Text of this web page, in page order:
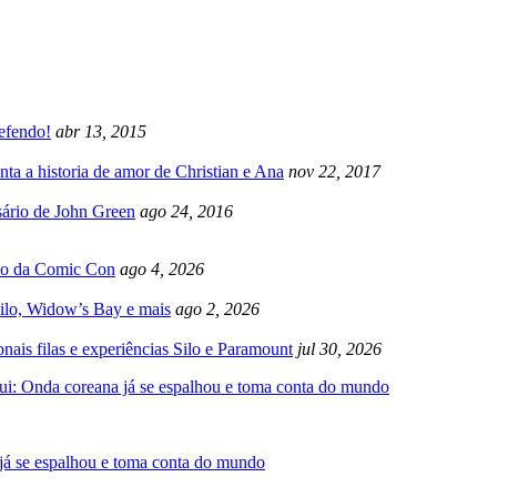
abr 13, 2015
a historia de amor de Christian e Ana nov 22, 2017
de John Green ago 24, 2016
da Comic Con ago 4, 2026
Widow’s Bay e mais ago 2, 2026
filas e experiências Silo e Paramount jul 30, 2026
Onda coreana já se espalhou e toma conta do mundo
se espalhou e toma conta do mundo